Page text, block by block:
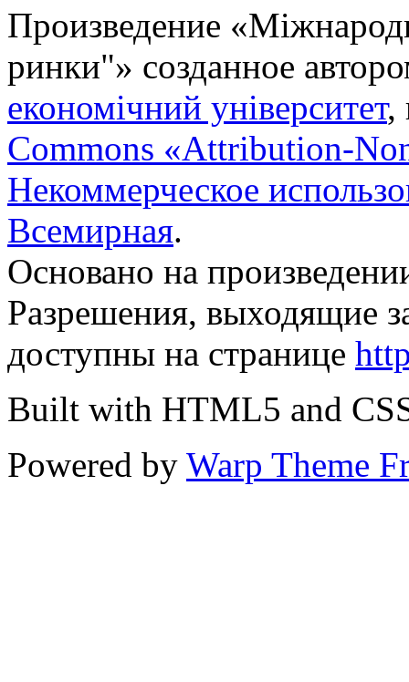
Произведение «
ринки"» созданное
економічний університет,
Commons «Attribution-
Некоммерческое
Всемирная.
Основано на
Разрешения, выходящие
доступны на странице
Built with HTML5 and
Powered by Warp Theme